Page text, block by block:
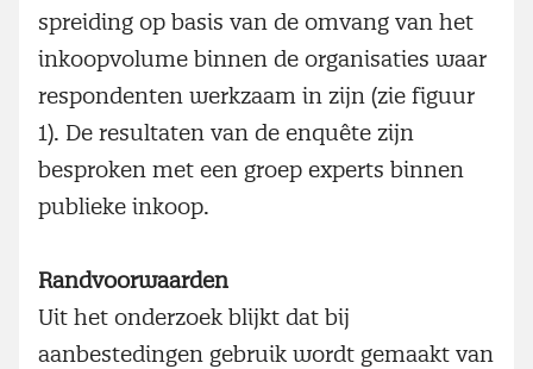
spreiding op basis van de omvang van het
inkoopvolume binnen de organisaties waar
respondenten werkzaam in zijn (zie figuur
1). De resultaten van de enquête zijn
besproken met een groep experts binnen
publieke inkoop.
Randvoorwaarden
Uit het onderzoek blijkt dat bij
aanbestedingen gebruik wordt gemaakt van